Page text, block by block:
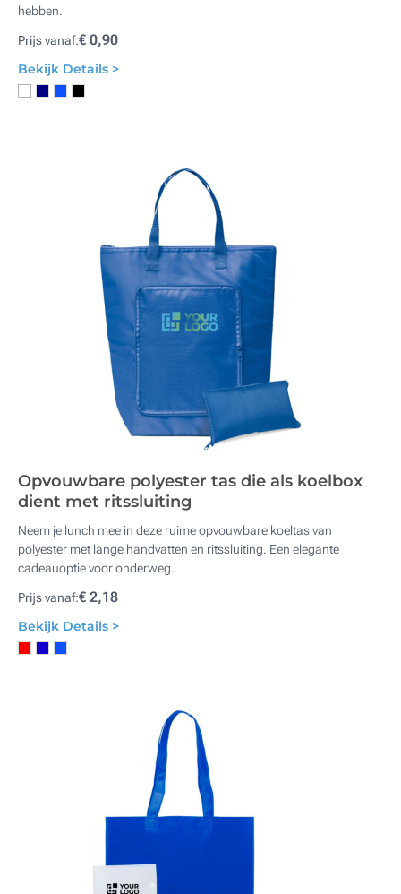
hebben.
Prijs vanaf:€ 0,90
Bekijk Details >
Opvouwbare polyester tas die als koelbox
dient met ritssluiting
Neem je lunch mee in deze ruime opvouwbare koeltas van
polyester met lange handvatten en ritssluiting. Een elegante
cadeauoptie voor onderweg.
Prijs vanaf:€ 2,18
Bekijk Details >